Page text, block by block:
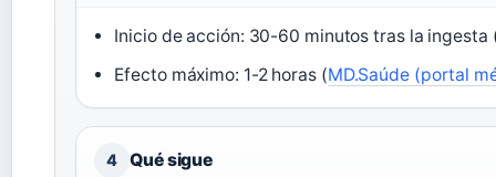
Inicio de acción: 30-60 minutos tras la ingesta
Efecto máximo: 1-2 horas (MD.Saúde (portal
4 Qué sigue